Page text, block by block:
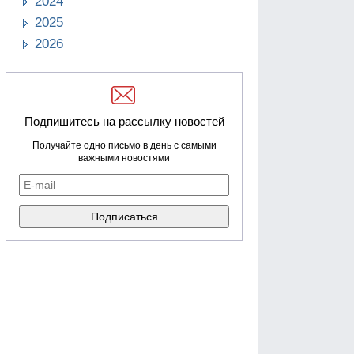
2025
2026
Подпишитесь на рассылку новостей
Получайте одно письмо в день с самыми
важными новостями